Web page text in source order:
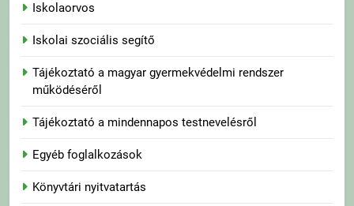
Iskolaorvos
Iskolai szociális segítő
Tájékoztató a magyar gyermekvédelmi rendszer
működéséről
Tájékoztató a mindennapos testnevelésről
Egyéb foglalkozások
Könyvtári nyitvatartás